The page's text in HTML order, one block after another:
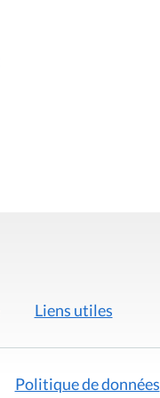
Liens utiles
Politique de données